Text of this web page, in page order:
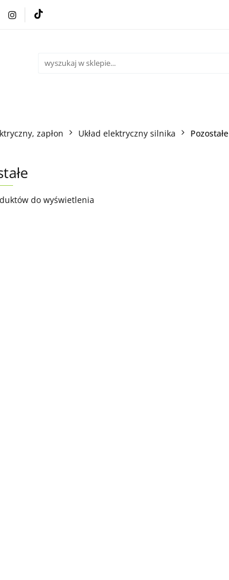
zapłon Układ elektryczny silnika Pozostałe
do wyświetlenia